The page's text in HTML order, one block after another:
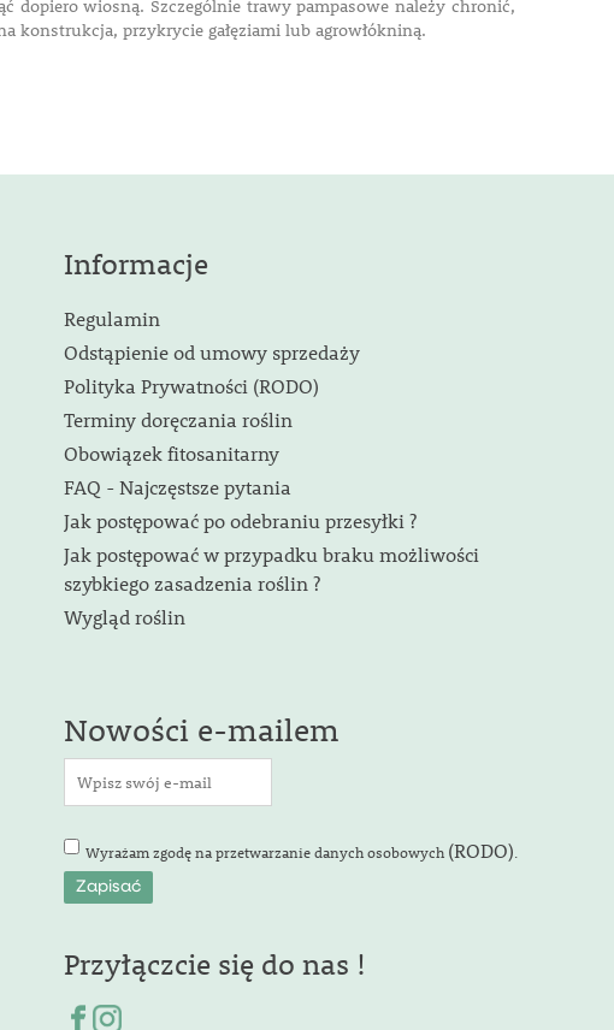
dopiero wiosną. Szczególnie trawy pampasowe należy chronić,
konstrukcja, przykrycie gałęziami lub agrowłókniną.
Informacje
Regulamin
Odstąpienie od umowy sprzedaży
Polityka Prywatności (RODO)
Terminy doręczania roślin
Obowiązek fitosanitarny
FAQ - Najczęstsze pytania
Jak postępować po odebraniu przesyłki ?
Jak postępować w przypadku braku możliwości
szybkiego zasadzenia roślin ?
Wygląd roślin
Nowości e-mailem
Wyrażam zgodę na przetwarzanie danych osobowych (RODO)
Przyłączcie się do nas !